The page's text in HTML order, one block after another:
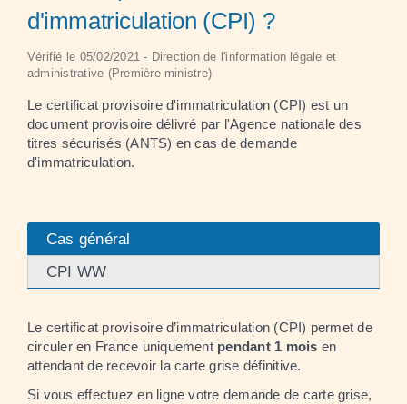
d'immatriculation (CPI) ?
Vérifié le 05/02/2021 - Direction de l'information légale et
administrative (Première ministre)
Le certificat provisoire d'immatriculation (CPI) est un
document provisoire délivré par l'Agence nationale des
titres sécurisés (ANTS) en cas de demande
d'immatriculation.
Cas général
CPI WW
Le certificat provisoire d’immatriculation (CPI) permet de
circuler en France uniquement pendant 1 mois en
attendant de recevoir la carte grise définitive.
Si vous effectuez en ligne votre demande de carte grise,